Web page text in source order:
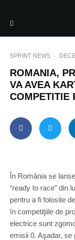
SPRINT NEWS ·
ROMANIA,
VA AVEA
COMPETITIE
În România se
“ready to race” din
pentru a fi folosite
în competiţiile de
electrice sunt
emisii 0. Aşadar,